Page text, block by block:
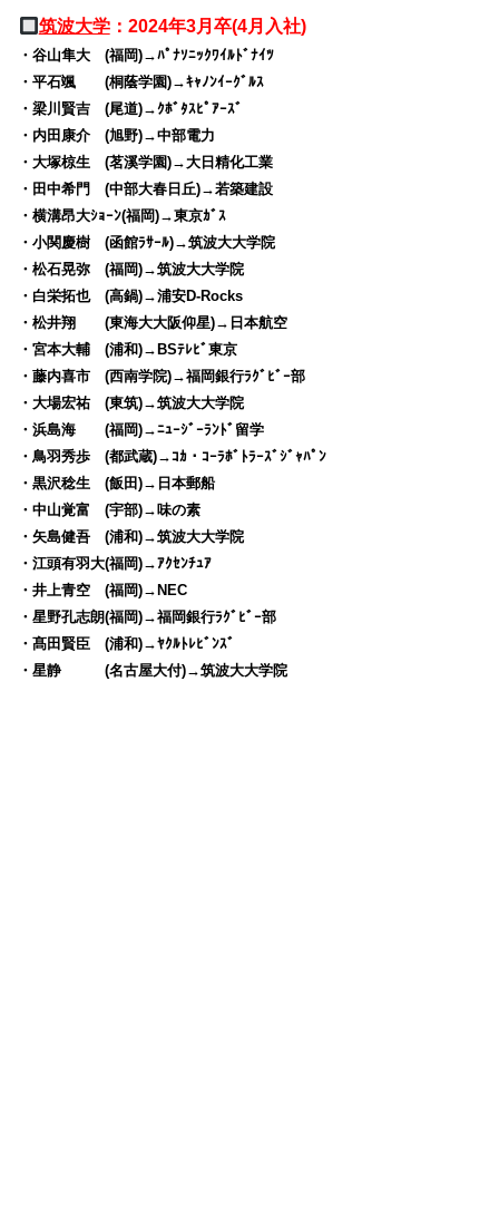
筑波大学：2024年3月卒(4月入社)
・谷山隼大 (福岡)→ﾊﾟﾅｿﾆｯｸﾜｲﾙﾄﾞﾅｲﾂ
・平石颯 (桐蔭学園)→ｷｬﾉﾝｲｰｸﾞﾙｽ
・梁川賢吉 (尾道)→ｸﾎﾞﾀｽﾋﾟｱｰｽﾞ
・内田康介 (旭野)→中部電力
・大塚椋生 (茗溪学園)→大日精化工業
・田中希門 (中部大春日丘)→若築建設
・横溝昂大ｼｮｰﾝ(福岡)→東京ｶﾞｽ
・小関慶樹 (函館ﾗｻｰﾙ)→筑波大大学院
・松石晃弥 (福岡)→筑波大大学院
・白栄拓也 (高鍋)→浦安D-Rocks
・松井翔 (東海大大阪仰星)→日本航空
・宮本大輔 (浦和)→BSﾃﾚﾋﾞ東京
・藤内喜市 (西南学院)→福岡銀行ﾗｸﾞﾋﾞｰ部
・大場宏祐 (東筑)→筑波大大学院
・浜島海 (福岡)→ﾆｭｰｼﾞｰﾗﾝﾄﾞ留学
・鳥羽秀歩 (都武蔵)→ｺｶ・ｺｰﾗﾎﾞﾄﾗｰｽﾞｼﾞｬﾊﾟﾝ
・黒沢稔生 (飯田)→日本郵船
・中山覚富 (宇部)→味の素
・矢島健吾 (浦和)→筑波大大学院
・江頭有羽大(福岡)→ｱｸｾﾝﾁｭｱ
・井上青空 (福岡)→NEC
・星野孔志朗(福岡)→福岡銀行ﾗｸﾞﾋﾞｰ部
・髙田賢臣 (浦和)→ﾔｸﾙﾄﾚﾋﾞﾝｽﾞ
・星静 (名古屋大付)→筑波大大学院